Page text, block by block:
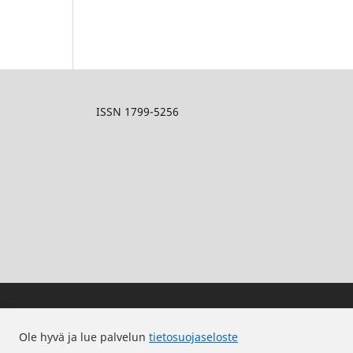
ISSN 1799-5256
Ole hyvä ja lue palvelun tietosuojaseloste